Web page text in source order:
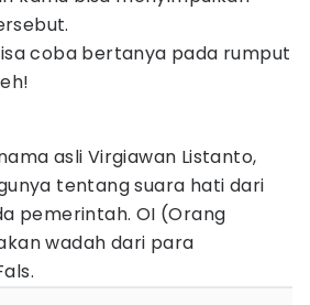
coba bertanya pada rumput
asli Virgiawan Listanto,
tentang suara hati dari
pemerintah. OI (Orang
wadah dari para